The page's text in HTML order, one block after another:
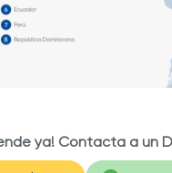
ya! Contacta a un